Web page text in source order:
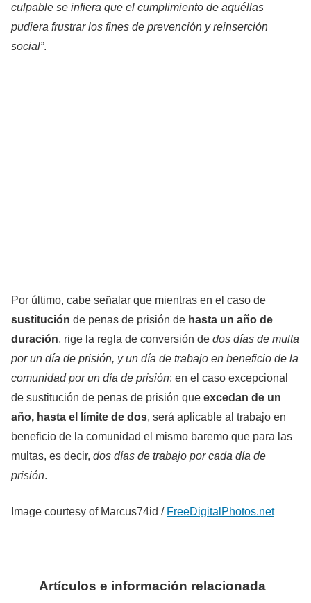
culpable se infiera que el cumplimiento de aquéllas
pudiera frustrar los fines de prevención y reinserción
social”.
Por último, cabe señalar que mientras en el caso de
sustitución de penas de prisión de hasta un año de
duración, rige la regla de conversión de dos días de multa
por un día de prisión, y un día de trabajo en beneficio de la
comunidad por un día de prisión; en el caso excepcional
de sustitución de penas de prisión que excedan de un
año, hasta el límite de dos, será aplicable al trabajo en
beneficio de la comunidad el mismo baremo que para las
multas, es decir, dos días de trabajo por cada día de
prisión.
Image courtesy of Marcus74id / FreeDigitalPhotos.net
Artículos e información relacionada